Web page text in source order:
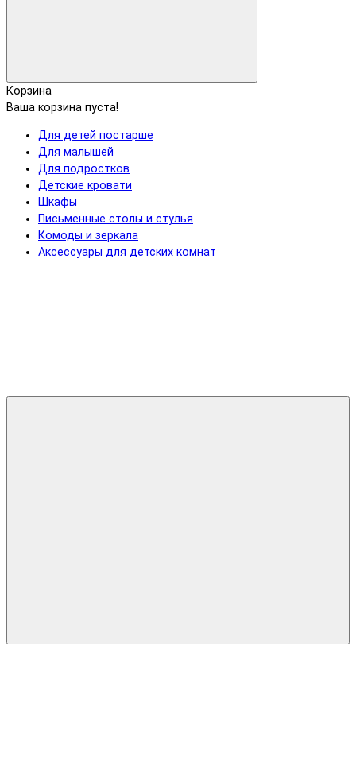
Корзина
Ваша корзина пуста!
Для детей постарше
Для малышей
Для подростков
Детские кровати
Шкафы
Письменные столы и стулья
Комоды и зеркала
Аксессуары для детских комнат